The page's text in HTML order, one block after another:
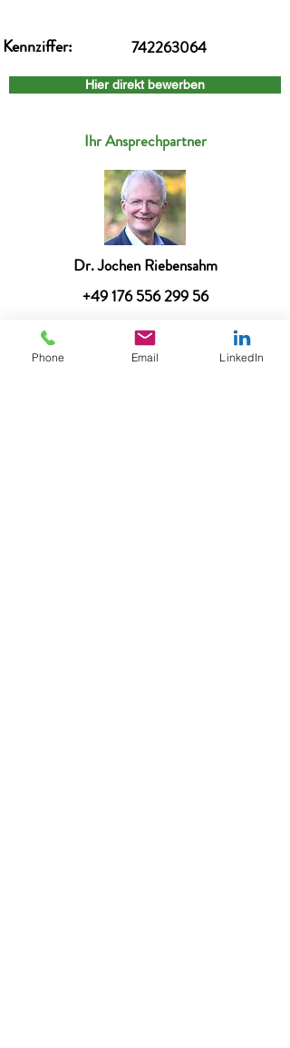
Kennziffer: 742263064
Hier direkt bewerben
Ihr Ansprechpartner
Dr. Jochen Riebensahm
+49 176 556 299 56
Hier direkt bewerben
Phone Email LinkedIn